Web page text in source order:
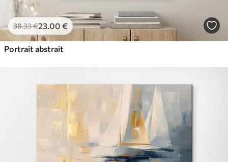
38.33€23.00 €
Portrait abstrait